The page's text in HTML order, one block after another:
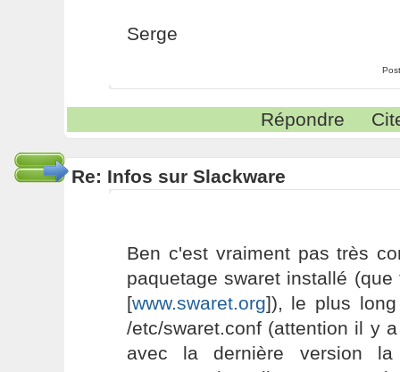
Serge
Répondre
Re: Infos sur Slackware
Ben c'est vraiment pas très
paquetage swaret installé
[www.swaret.org]), le plus
/etc/swaret.conf (attention il y
avec la dernière version